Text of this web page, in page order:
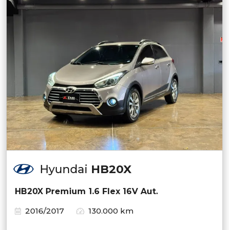
Hyundai HB20X
HB20X Premium 1.6 Flex 16V Aut.
2016/2017
130.000 km